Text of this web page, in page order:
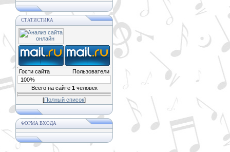
СТАТИСТИКА
Гости сайта
Пользователи
100%
Всего на сайте 1человек
[Полный список]
ФОРМА ВХОДА